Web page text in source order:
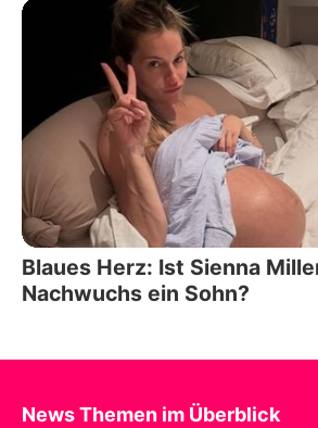
Blaues Herz: Ist Sienna
Nachwuchs ein Sohn?
News Themen im Überblick